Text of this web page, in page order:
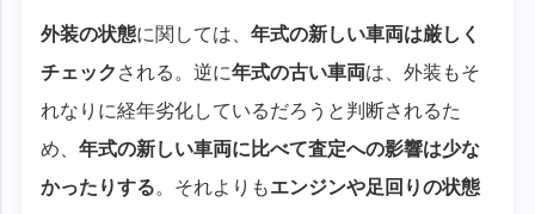
外装の状態に関しては、年式の新しい車両は厳しく
チェック される。逆に年式の古い車両は、外装もそ
れなりに経年劣化しているだろうと判断されるた
め、年式の新しい車両に比べて査定への影響は少な
かったりする。それよりもエンジンや足回りの状態